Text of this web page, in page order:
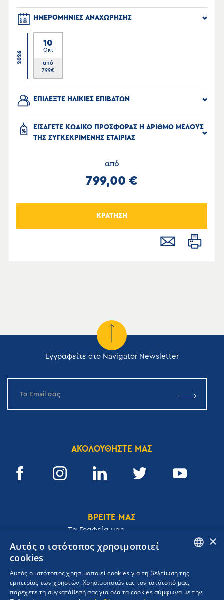
ΗΜΕΡΟΜΗΝΙΕΣ ΑΝΑΧΩΡΗΣΗΣ
2026
10
Οκτ
από
799€
ΕΠΙΛΕΞΤΕ ΗΛΙΚΙΕΣ ΕΠΙΒΑΤΩΝ
ΕΙΣΑΓΕΤΕ ΚΩΔΙΚΟ ΠΡΟΣΦΟΡΑΣ Η ΑΡΙΘΜΟ ΜΕΛΟΥΣ
ΤΗΣ ΣΥΓΚΕΚΡΙΜΕΝΗΣ ΕΤΑΙΡΙΑΣ
από
799,00 €
ΚΡΑΤΗΣΗ
Εγγραφείτε στο Navigator Newsletter
ΑΚΟΛΟΥΘΗΣΤΕ ΜΑΣ
ΒΡΕΙΤΕ ΜΑΣ
Tα Γραφεία μας
Ακαδημίας 32, 106 72, Αθήνα, Ελλάδα
T. +30 210 3609801
GREEK
×
Αυτός ο ιστότοπος χρησιμοποιεί
cookies
Αυτός ο ιστότοπος χρησιμοποιεί cookies για τη βελτίωση της
εμπειρίας των χρηστών. Χρησιμοποιώντας τον ιστότοπό μας,
παρέχετε τη συγκατάθεσή σας για όλα τα cookies σύμφωνα με την